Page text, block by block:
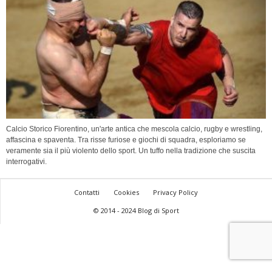
Calcio Storico Fiorentino, un'arte antica che mescola calcio, rugby e wrestling,
affascina e spaventa. Tra risse furiose e giochi di squadra, esploriamo se
veramente sia il più violento dello sport. Un tuffo nella tradizione che suscita
interrogativi.
Contatti Cookies
Privacy Policy
© 2014 - 2024 Blog di Sport